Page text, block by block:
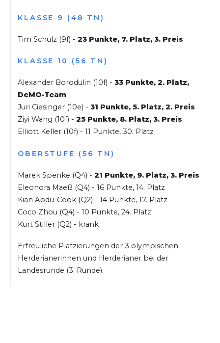
KLASSE 9 (48 TN)
Tim Schulz (9f) - 23 Punkte, 7. Platz, 3. Preis
KLASSE 10 (56 TN)
Alexander Borodulin (10f) - 33 Punkte, 2. Platz,
DeMO-Team
Juri Ciesinger (10e) - 31 Punkte, 5. Platz, 2. Preis
Ziyi Wang (10f) - 25 Punkte, 8. Platz, 3. Preis
Elliott Keller (10f) - 11 Punkte, 30. Platz
OBERSTUFE (56 TN)
Marek Spenke (Q4) - 21 Punkte, 9. Platz, 3. Preis
Eleonora Maeß (Q4) - 16 Punkte, 14. Platz
Kian Abdu-Cook (Q2) - 14 Punkte, 17. Platz
Coco Zhou (Q4) - 10 Punkte, 24. Platz
Kurt Stiller (Q2) - krank
Erfreuliche Platzierungen der 3 olympischen
Herderianerinnen und Herderianer bei der
Landesrunde (3. Runde).